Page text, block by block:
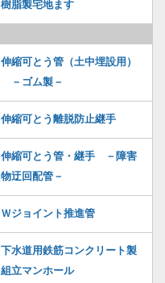
樹脂製宅地ます
伸縮可とう管（土中埋設用）
－ゴム製－
伸縮可とう離脱防止継手
伸縮可とう管・継手 －障害
物迂回配管－
Ｗジョイント推進管
下水道用鉄筋コンクリート製
組立マンホール